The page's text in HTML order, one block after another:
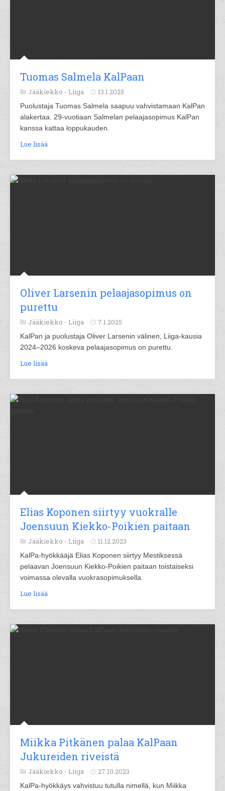
Tuomas Salmela KalPaan
Jääkiekko - Liiga 13.1.2025
Puolustaja Tuomas Salmela saapuu vahvistamaan KalPan
alakertaa. 29-vuotiaan Salmelan pelaajasopimus KalPan
kanssa kattaa loppukauden.
Lue lisää
Oliver Larsenin pelaajasopimus on
purettu
Jääkiekko - Liiga 7.1.2025
KalPan ja puolustaja Oliver Larsenin välinen, Liiga-kausia
2024–2026 koskeva pelaajasopimus on purettu.
Lue lisää
Elias Koponen siirtyy vuokralle
Joensuun Kiekko-Poikien paitaan
Jääkiekko - Liiga 11.12.2023
KalPa-hyökkääjä Elias Koponen siirtyy Mestiksessä
pelaavan Joensuun Kiekko-Poikien paitaan toistaiseksi
voimassa olevalla vuokrasopimuksella.
Lue lisää
Miikka Pitkänen palaa KalPaan
Jukureiden riveistä
Jääkiekko - Liiga 27.10.2023
KalPa-hyökkäys vahvistuu tutulla nimellä, kun Miikka